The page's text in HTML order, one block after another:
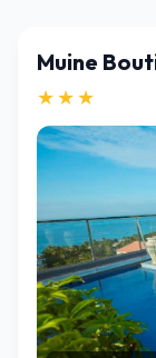
Muine
★★★